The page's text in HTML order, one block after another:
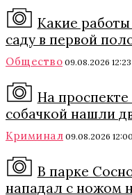
Какие работы
саду в первой
Общество 09.08.2026 12:23
На проспекте
собачкой нашли
Криминал 09.08.2026 12:00
В парке
нападал с ножом